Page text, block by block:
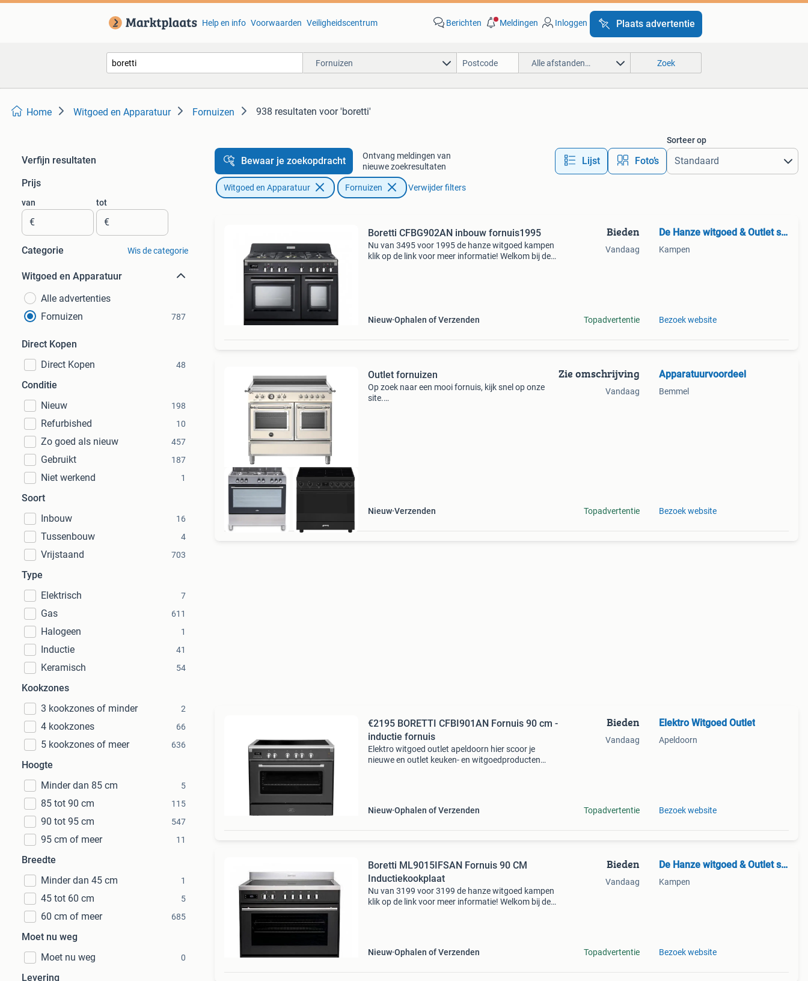
Help en info Voorwaarden Veiligheidscentrum Berichten Meldingen Inloggen Plaats advertentie
Fornuizen Alle afstanden… Zoek
Home Witgoed en Apparatuur Fornuizen 938 resultaten voor 'boretti'
Verfijn resultaten
Prijs
van
€
tot
€
Categorie Wis de categorie
Witgoed en Apparatuur
Alle advertenties
Fornuizen
787
Direct Kopen
Direct Kopen
48
Conditie
Nieuw
198
Refurbished 10
Zo goed als nieuw 457
Gebruikt 187
Niet werkend 1
Soort
Inbouw
16
Tussenbouw 4
Vrijstaand 703
Type
Elektrisch
7
Gas 611
Halogeen 1
Inductie 41
Keramisch 54
Kookzones
3 kookzones of minder
2
4 kookzones 66
5 kookzones of meer 636
Hoogte
Minder dan 85 cm
5
85 tot 90 cm 115
90 tot 95 cm 547
95 cm of meer 11
Breedte
Minder dan 45 cm
1
45 tot 60 cm 5
60 cm of meer 685
Moet nu weg
Moet nu weg
0
Levering
Bewaar je zoekopdracht
Ontvang meldingen van
nieuwe zoekresultaten
Lijst Foto’s
Sorteer op
Witgoed en Apparatuur Fornuizen Verwijder filters
Boretti CFBG902AN inbouw fornuis1995
Nu van 3495 voor 1995 de hanze witgoed kampen
klik op de link voor meer informatie! Welkom bij de
Nieuw Ophalen of Verzenden
Bieden
Vandaag
Topadvertentie
De Hanze witgoed & Outlet store
Kampen
Bezoek website
Outlet fornuizen
Op zoek naar een mooi fornuis, kijk snel op onze
site.
Nieuw Verzenden
Zie omschrijving
Vandaag
Topadvertentie
Apparatuurvoordeel
Bemmel
Bezoek website
€2195 BORETTI CFBI901AN Fornuis 90 cm -
inductie fornuis
Elektro witgoed outlet apeldoorn hier scoor je
nieuwe en outlet keuken- en witgoedproducten
Nieuw Ophalen of Verzenden
Bieden
Vandaag
Topadvertentie
Elektro Witgoed Outlet
Apeldoorn
Bezoek website
Boretti ML9015IFSAN Fornuis 90 CM
Inductiekookplaat
Nu van 3199 voor 3199 de hanze witgoed kampen
klik op de link voor meer informatie! Welkom bij de
Nieuw Ophalen of Verzenden
Bieden
Vandaag
Topadvertentie
De Hanze witgoed & Outlet store
Kampen
Bezoek website